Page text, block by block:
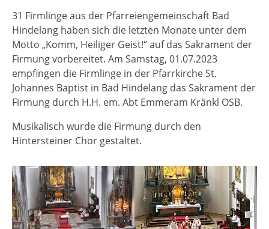
31 Firmlinge aus der Pfarreiengemeinschaft Bad
Hindelang haben sich die letzten Monate unter dem
Motto „Komm, Heiliger Geist!“ auf das Sakrament der
Firmung vorbereitet. Am Samstag, 01.07.2023
empfingen die Firmlinge in der Pfarrkirche St.
Johannes Baptist in Bad Hindelang das Sakrament der
Firmung durch H.H. em. Abt Emmeram Kränkl OSB.
Musikalisch wurde die Firmung durch den
Hintersteiner Chor gestaltet.